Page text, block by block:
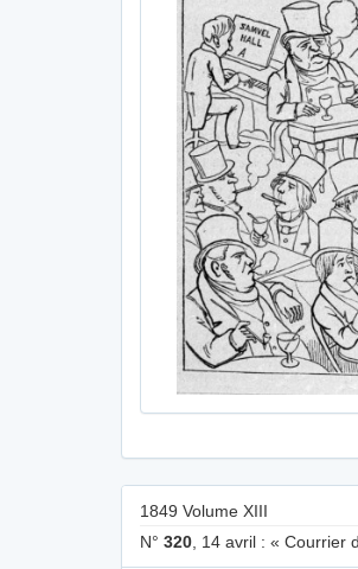
1849 Volume XIII
N° 320 , 14 avril : « Courrier